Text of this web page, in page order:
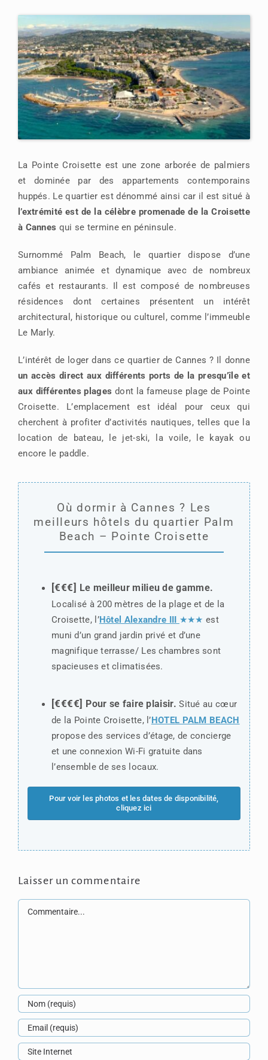
La Pointe Croisette est une zone arborée de palmiers
et dominée par des appartements contemporains
huppés. Le quartier est dénommé ainsi car il est situé à
l’extrémité est de la célèbre promenade de la Croisette
à Cannes qui se termine en péninsule.
Surnommé Palm Beach, le quartier dispose d’une
ambiance animée et dynamique avec de nombreux
cafés et restaurants. Il est composé de nombreuses
résidences dont certaines présentent un intérêt
architectural, historique ou culturel, comme l’immeuble
Le Marly.
L’intérêt de loger dans ce quartier de Cannes ? Il donne
un accès direct aux différents ports de la presqu’île et
aux différentes plages dont la fameuse plage de Pointe
Croisette. L’emplacement est idéal pour ceux qui
cherchent à profiter d’activités nautiques, telles que la
location de bateau, le jet-ski, la voile, le kayak ou
encore le paddle.
Où dormir à Cannes ? Les
meilleurs hôtels du quartier Palm
Beach – Pointe Croisette
[€€€] Le meilleur milieu de gamme.
Localisé à 200 mètres de la plage et de la
Croisette, l’Hôtel Alexandre III ★★★ est
muni d’un grand jardin privé et d’une
magnifique terrasse/ Les chambres sont
spacieuses et climatisées.
[€€€€] Pour se faire plaisir.Situé au cœur
de la Pointe Croisette, l’HOTEL PALM BEACH
propose des services d’étage, de concierge
et une connexion Wi-Fi gratuite dans
l’ensemble de ses locaux.
Pour voir les photos et les dates de disponibilité,
cliquez ici
Laisser un commentaire
Commentaire